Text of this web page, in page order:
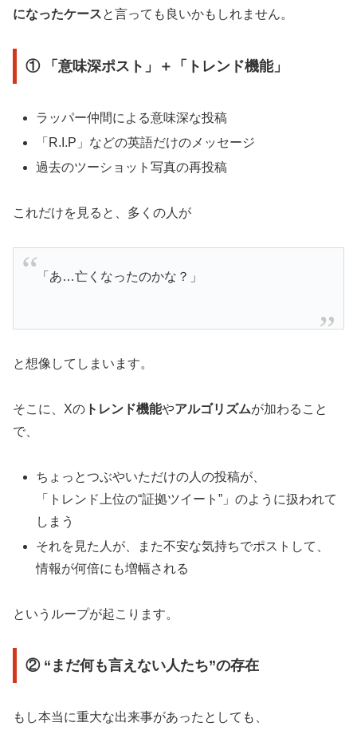
になったケースと言っても良いかもしれません。
① 「意味深ポスト」＋「トレンド機能」
ラッパー仲間による意味深な投稿
「R.I.P」などの英語だけのメッセージ
過去のツーショット写真の再投稿
これだけを見ると、多くの人が
「あ…亡くなったのかな？」
と想像してしまいます。
そこに、Xの トレンド機能やアルゴリズムが加わること
で、
ちょっとつぶやいただけの人の投稿が、
「トレンド上位の“証拠ツイート”」のように扱われて
しまう
それを見た人が、また不安な気持ちでポストして、
情報が何倍にも増幅される
というループが起こります。
② “まだ何も言えない人たち”の存在
もし本当に重大な出来事があったとしても、